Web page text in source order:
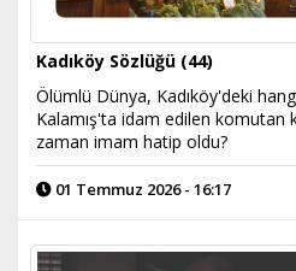
Kadıköy Sözlüğü (44)
Ölümlü Dünya, Kadıköy'deki
Kalamış'ta idam edilen komutan
zaman imam hatip oldu?
01 Temmuz 2026 - 16:17